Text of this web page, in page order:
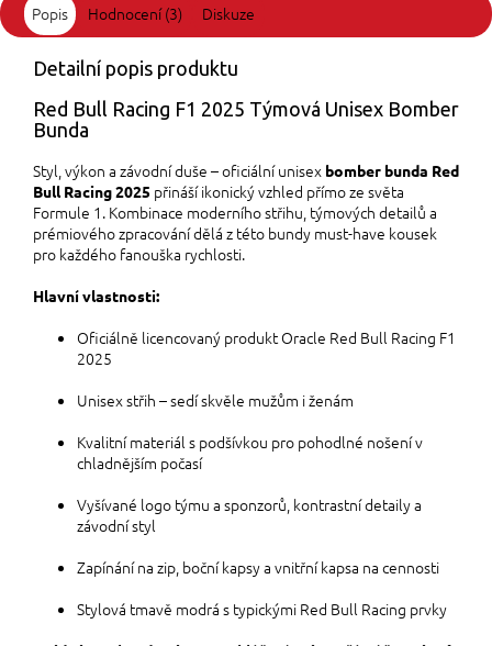
Popis Hodnocení (3) Diskuze
Detailní popis produktu
Red Bull Racing F1 2025 Týmová Unisex Bomber
Bunda
Styl, výkon a závodní duše – oficiální unisex bomber bunda Red
Bull Racing 2025 přináší ikonický vzhled přímo ze světa
Formule 1. Kombinace moderního střihu, týmových detailů a
prémiového zpracování dělá z této bundy must-have kousek
pro každého fanouška rychlosti.
Hlavní vlastnosti:
Oficiálně licencovaný produkt Oracle Red Bull Racing F1
2025
Unisex střih – sedí skvěle mužům i ženám
Kvalitní materiál s podšívkou pro pohodlné nošení v
chladnějším počasí
Vyšívané logo týmu a sponzorů, kontrastní detaily a
závodní styl
Zapínání na zip, boční kapsy a vnitřní kapsa na cennosti
Stylová tmavě modrá s typickými Red Bull Racing prvky